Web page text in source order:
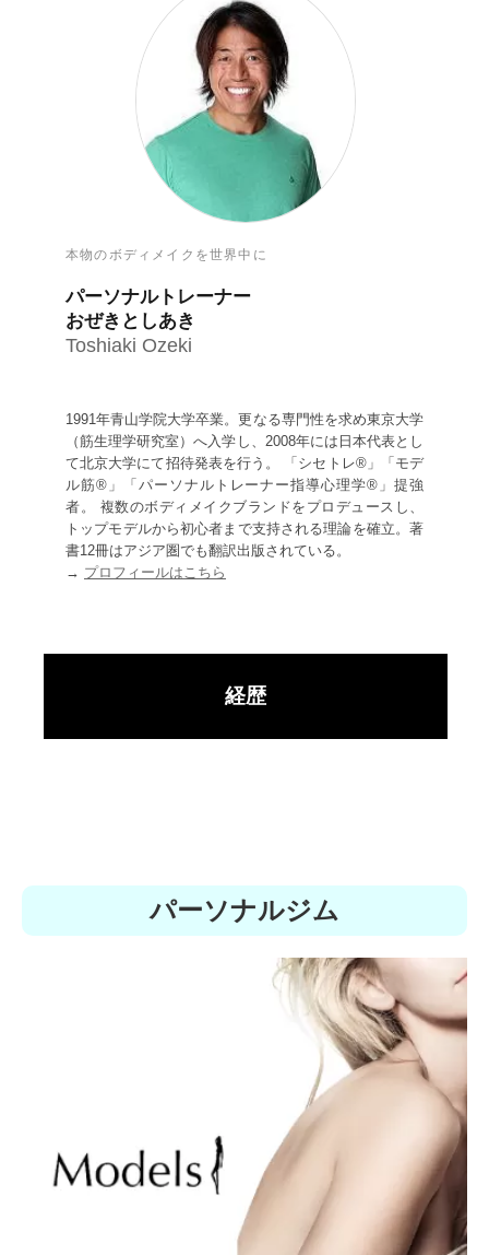
本物のボディメイクを世界中に
パーソナルトレーナー
おぜきとしあき
Toshiaki Ozeki
1991年青山学院大学卒業。更なる専門性を求め東京大学
（筋生理学研究室）へ入学し、2008年には日本代表とし
て北京大学にて招待発表を行う。 「シセトレ®」「モデ
ル筋®」「パーソナルトレーナー指導心理学®」提強
者。 複数のボディメイクブランドをプロデュースし、
トップモデルから初心者まで支持される理論を確立。著
書12冊はアジア圏でも翻訳出版されている。
→ プロフィールはこちら
経歴
パーソナルジム